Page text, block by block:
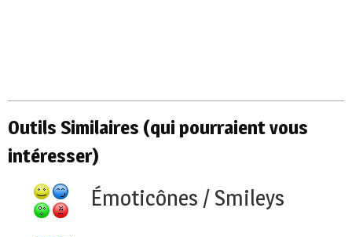
Outils Similaires (qui pourraient vous
intéresser)
Émoticônes / Smileys